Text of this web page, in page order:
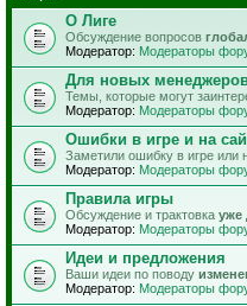
О Лиге
Обсуждение вопросов
Модератор: Модераторы
Для новых
Темы, которые могут
Модератор: Модераторы
Ошибки в игре и на
Заметили ошибку в игре или
Модератор: Модераторы
Правила игры
Обсуждение и трактовка уже
Модератор: Модераторы
Идеи и предложения
Ваши идеи по поводу
Модератор: Модераторы